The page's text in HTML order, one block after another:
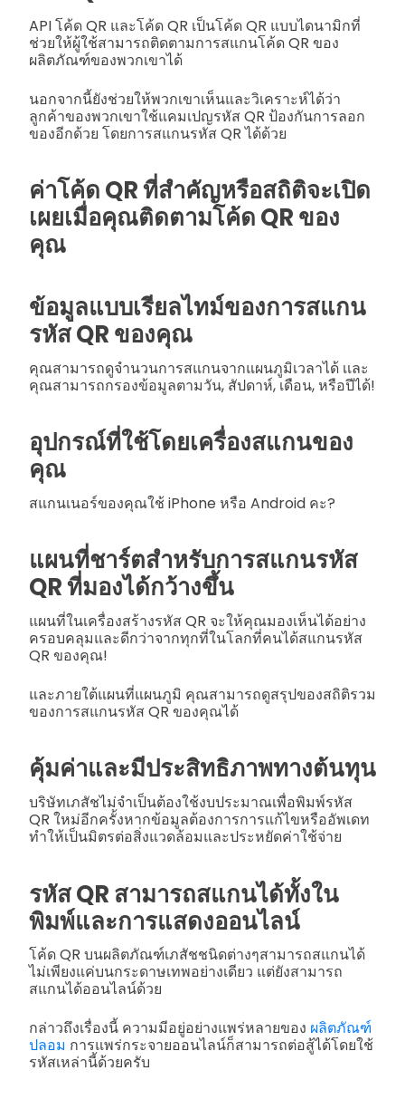
API โค้ด QR และโค้ด QR เป็นโค้ด QR แบบไดนามิกที่
ช่วยให้ผู้ใช้สามารถติดตามการสแกนโค้ด QR ของ
ผลิตภัณฑ์ของพวกเขาได้
นอกจากนี้ยังช่วยให้พวกเขาเห็นและวิเคราะห์ได้ว่า
ลูกค้าของพวกเขาใช้แคมเปญรหัส QR ป้องกันการลอก
ของอีกด้วย โดยการสแกนรหัส QR ได้ด้วย
ค่าโค้ด QR ที่สำคัญหรือสถิติจะเปิด
เผยเมื่อคุณติดตามโค้ด QR ของ
คุณ
ข้อมูลแบบเรียลไทม์ของการสแกน
รหัส QR ของคุณ
คุณสามารถดูจำนวนการสแกนจากแผนภูมิเวลาได้ เเละ
คุณสามารถกรองข้อมูลตามวัน, สัปดาห์, เดือน, หรือปีได้!
อุปกรณ์ที่ใช้โดยเครื่องสแกนของ
คุณ
สแกนเนอร์ของคุณใช้ iPhone หรือ Android คะ?
แผนที่ชาร์ตสำหรับการสแกนรหัส
QR ที่มองได้กว้างขึ้น
แผนที่ในเครื่องสร้างรหัส QR จะให้คุณมองเห็นได้อย่าง
ครอบคลุมและดีกว่าจากทุกที่ในโลกที่คนได้สแกนรหัส
QR ของคุณ!
และภายใต้แผนที่แผนภูมิ คุณสามารถดูสรุปของสถิติรวม
ของการสแกนรหัส QR ของคุณได้
คุ้มค่าและมีประสิทธิภาพทางต้นทุน
บริษัทเภสัชไม่จำเป็นต้องใช้งบประมาณเพื่อพิมพ์รหัส
QR ใหม่อีกครั้งหากข้อมูลต้องการการแก้ไขหรืออัพเดท
ทำให้เป็นมิตรต่อสิ่งแวดล้อมและประหยัดค่าใช้จ่าย
รหัส QR สามารถสแกนได้ทั้งใน
พิมพ์และการแสดงออนไลน์
โค้ด QR บนผลิตภัณฑ์เภสัชชนิดต่างๆสามารถสแกนได้
ไม่เพียงแค่บนกระดาษเทพอย่างเดียว แต่ยังสามารถ
สแกนได้ออนไลน์ด้วย
กล่าวถึงเรื่องนี้ ความมีอยู่อย่างแพร่หลายของ ผลิตภัณฑ์
ปลอม การแพร่กระจายออนไลน์ก็สามารถต่อสู้ได้โดยใช้
รหัสเหล่านี้ด้วยครับ